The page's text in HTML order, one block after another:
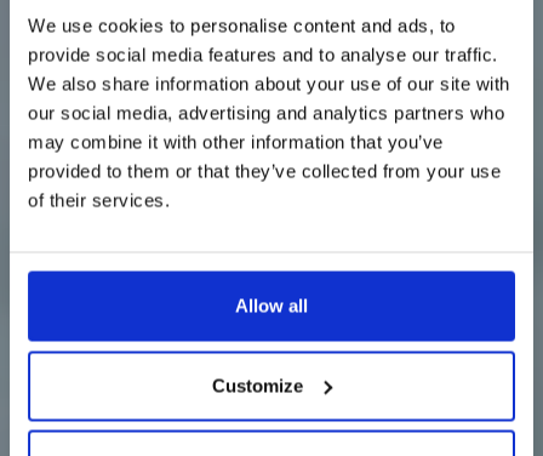
We use cookies to personalise content and ads, to
provide social media features and to analyse our traffic.
We also share information about your use of our site with
our social media, advertising and analytics partners who
may combine it with other information that you’ve
provided to them or that they’ve collected from your use
of their services.
Allow all
Customize